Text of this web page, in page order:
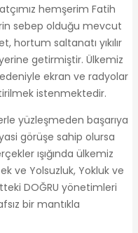
hemşerim Fatih
sebep olduğu mevcut
hortum saltanatı yıkılır
getirmiştir. Ülkemiz
ekran ve radyolar
istenmektedir.
yüzleşmeden başarıya
görüşe sahip olursa
ışığında ülkemiz
ve Yolsuzluk, Yokluk ve
DOĞRU yönetimleri
bir mantıkla